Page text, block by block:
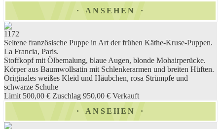
ANSEHEN
1172
Seltene französische Puppe in Art der frühen Käthe-Kruse-Puppen.
La Francia, Paris.
Stoffkopf mit Ölbemalung, blaue Augen, blonde Mohairperücke.
Körper aus Baumwollsatin mit Schlenkerarmen und breiten Hüften.
Originales weißes Kleid und Häubchen, rosa Strümpfe und
schwarze Schuhe
Limit 500,00 € Zuschlag 950,00 € Verkauft
ANSEHEN